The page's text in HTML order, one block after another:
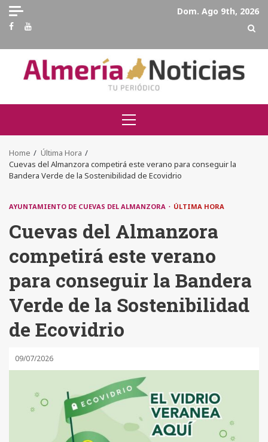
Skip
content
Dom. Ago 9th, 2026
Facebook
Youtube
Primary
Menu
Home
Última Hora
Cuevas del Almanzora competirá este verano para conseguir la
Bandera Verde de la Sostenibilidad de Ecovidrio
AYUNTAMIENTO DE CUEVAS DEL ALMANZORA ÚLTIMA HORA
Cuevas del Almanzora
competirá este verano
para conseguir la Bandera
Verde de la Sostenibilidad
de Ecovidrio
09/07/2026